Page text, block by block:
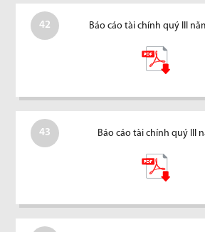
42 Báo cáo tài chính quý III
43 Báo cáo tài chính quý III